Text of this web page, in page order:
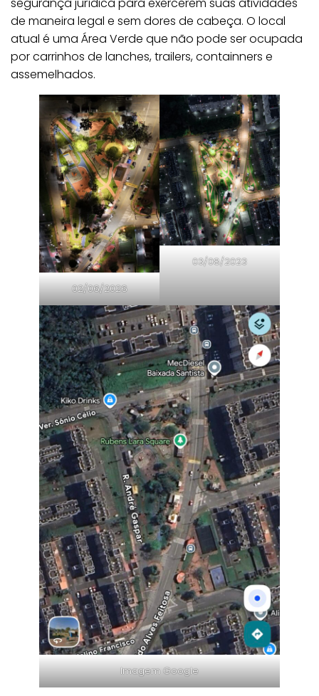
segurança jurídica para exercerem suas atividades
de maneira legal e sem dores de cabeça. O local
atual é uma Área Verde que não pode ser ocupada
por carrinhos de lanches, trailers, containners e
assemelhados.
02/06/2026
03/08/2023
Imagem Google